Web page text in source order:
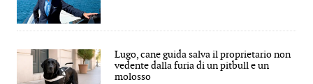
Lugo, cane guida salva il proprietario non
vedente dalla furia di un pitbull e un
molosso